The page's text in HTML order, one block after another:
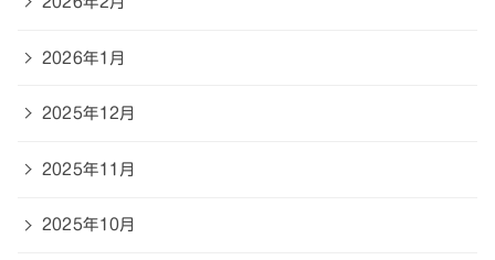
2026年1月
2025年12月
2025年11月
2025年10月